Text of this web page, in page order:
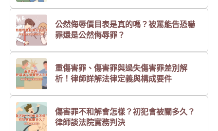
公然侮辱價目表是真的嗎？被罵能告恐嚇
罪還是公然侮辱罪？
重傷害罪、傷害罪與過失傷害罪差別解
析！律師詳解法律定義與構成要件
傷害罪不和解會怎樣？初犯會被關多久？
律師談法院實務判決